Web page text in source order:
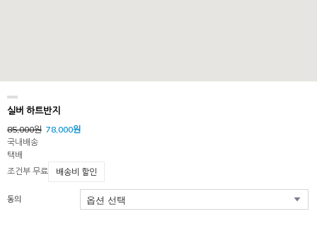
실버 하트반지
85,000원 78,000원
국내배송
택배
조건부 무료
배송비 할인
동의